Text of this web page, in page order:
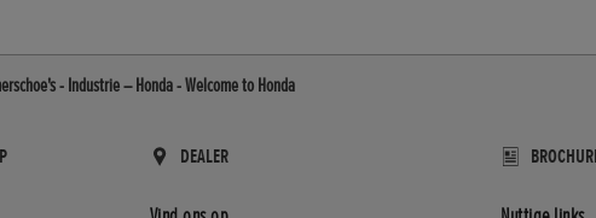
- Industrie – Honda - Welcome to Honda
DEALER